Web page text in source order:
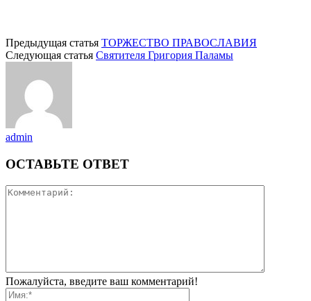
Предыдущая статья ТОРЖЕСТВО ПРАВОСЛАВИЯ
Следующая статья Святителя Григория Паламы
admin
ОСТАВЬТЕ ОТВЕТ
Пожалуйста, введите ваш комментарий!